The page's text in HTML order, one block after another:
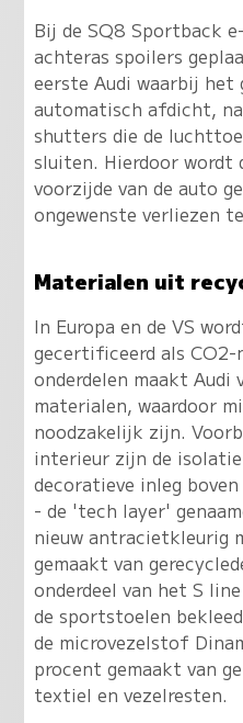
Bij de SQ8 Sportback
achteras spoilers
eerste Audi waarbij het
automatisch afdicht,
shutters die de
sluiten. Hierdoor wordt
voorzijde van de auto
ongewenste verliezen
Materialen uit
In Europa en de VS
gecertificeerd als CO2-
onderdelen maakt Audi
materialen, waardoor
noodzakelijk zijn.
interieur zijn de
decoratieve inleg
- de 'tech layer'
nieuw antracietkleurig
gemaakt van
onderdeel van het S
de sportstoelen
de microvezelstof
procent gemaakt van
textiel en vezelresten.